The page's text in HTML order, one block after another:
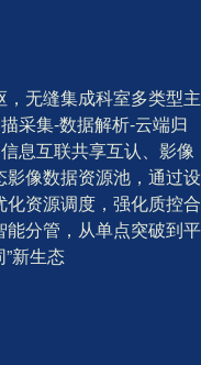
无缝集成科室多类型主
采集-数据解析-云端归
息互联共享互认、影像
像数据资源池，通过设
资源调度，强化质控合
分管，从单点突破到平
新生态